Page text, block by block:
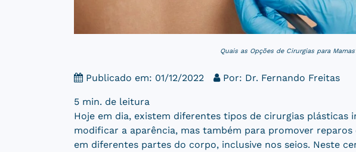
Quais as Opções de Cirurgias para
Publicado em: 01/12/2022 Por: Dr. Fernando Freitas
5 min. de leitura
Hoje em dia, existem diferentes tipos de cirurgias plásticas
modificar a aparência, mas também para promover
em diferentes partes do corpo, inclusive nos seios. Neste